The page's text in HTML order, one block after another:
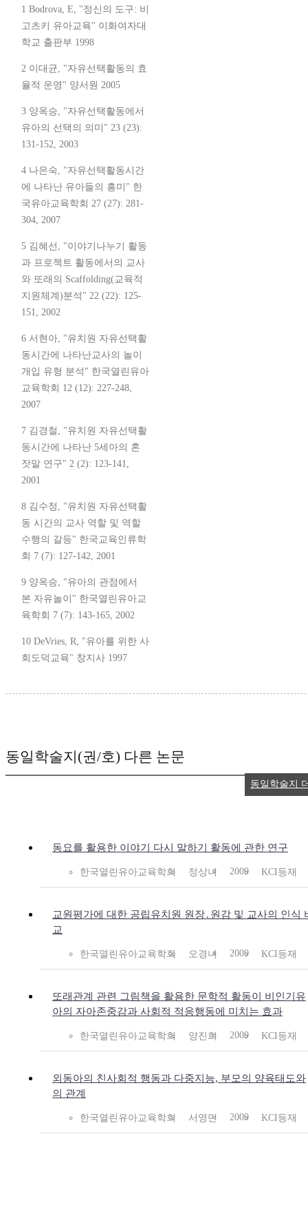
1 Bodrova, E, "정신의 도구: 비
고츠키 유아교육" 이화여자대
학교 출판부 1998
2 이대균, "자유선택활동의 효
율적 운영" 양서원 2005
3 양옥승, "자유선택활동에서
유아의 선택의 의미" 23 (23):
131-152, 2003
4 나은숙, "자유선택활동시간
에 나타난 유아들의 흥미" 한
국유아교육학회 27 (27): 281-
304, 2007
5 김혜선, "이야기나누기 활동
과 프로젝트 활동에서의 교사
와 또래의 Scaffolding(교육적
지원체계)분석" 22 (22): 125-
151, 2002
6 서현아, "유치원 자유선택활
동시간에 나타난교사의 놀이
개입 유형 분석" 한국열린유아
교육학회 12 (12): 227-248,
2007
7 김경철, "유치원 자유선택활
동시간에 나타난 5세아의 혼
잣말 연구" 2 (2): 123-141,
2001
8 김수정, "유치원 자유선택활
동 시간의 교사 역할 및 역할
수행의 갈등" 한국교육인류학
회 7 (7): 127-142, 2001
9 양옥승, "유아의 관점에서
본 자유놀이" 한국열린유아교
육학회 7 (7): 143-165, 2002
10 DeVries, R, "유아를 위한 사
회도덕교육" 창지사 1997
동일학술지(권/호) 다른 논문
동요를 활용한 이야기 다시 말하기 활동에 관한 연구
한국열린유아교육학회 정상녀 2009 KCI등재
교원평가에 대한 공립유치원 원장․원감 및 교사의 인식
교
한국열린유아교육학회 오경녀 2009 KCI등재
또래관계 관련 그림책을 활용한 문학적 활동이 비인기유
아의 자아존중감과 사회적 적응행동에 미치는 효과
한국열린유아교육학회 양진희 2009 KCI등재
외동아의 친사회적 행동과 다중지능, 부모의 양육태도와
의 관계
한국열린유아교육학회 서영민 2009 KCI등재
동일학술지